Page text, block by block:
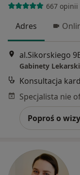
667 opinii
Adres
Gabinety
Konsultacja
Poproś o